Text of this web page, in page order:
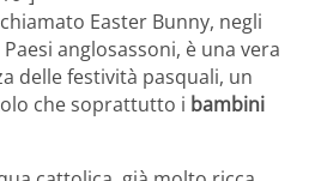
Easter Bunny, negli
anglosassoni, è una vera
delle festività pasquali, un
che soprattutto i bambini